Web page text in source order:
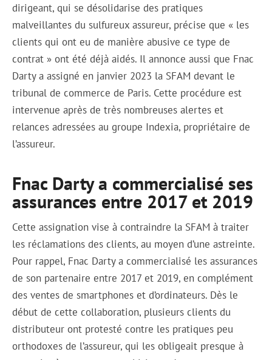
dirigeant, qui se désolidarise des pratiques
malveillantes du sulfureux assureur, précise que « les
clients qui ont eu de manière abusive ce type de
contrat » ont été déjà aidés. Il annonce aussi que Fnac
Darty a assigné en janvier 2023 la SFAM devant le
tribunal de commerce de Paris. Cette procédure est
intervenue après de très nombreuses alertes et
relances adressées au groupe Indexia, propriétaire de
l’assureur.
Fnac Darty a commercialisé ses
assurances entre 2017 et 2019
Cette assignation vise à contraindre la SFAM à traiter
les réclamations des clients, au moyen d’une astreinte.
Pour rappel, Fnac Darty a commercialisé les assurances
de son partenaire entre 2017 et 2019, en complément
des ventes de smartphones et d’ordinateurs. Dès le
début de cette collaboration, plusieurs clients du
distributeur ont protesté contre les pratiques peu
orthodoxes de l’assureur, qui les obligeait presque à